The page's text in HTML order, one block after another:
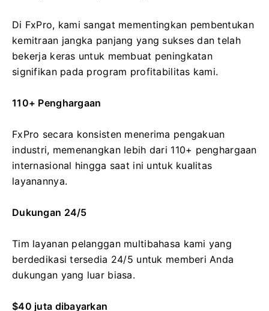
Di FxPro, kami sangat mementingkan pembentukan
kemitraan jangka panjang yang sukses dan telah
bekerja keras untuk membuat peningkatan
signifikan pada program profitabilitas kami.
110+ Penghargaan
FxPro secara konsisten menerima pengakuan
industri, memenangkan lebih dari 110+ penghargaan
internasional hingga saat ini untuk kualitas
layanannya.
Dukungan 24/5
Tim layanan pelanggan multibahasa kami yang
berdedikasi tersedia 24/5 untuk memberi Anda
dukungan yang luar biasa.
$40 juta dibayarkan